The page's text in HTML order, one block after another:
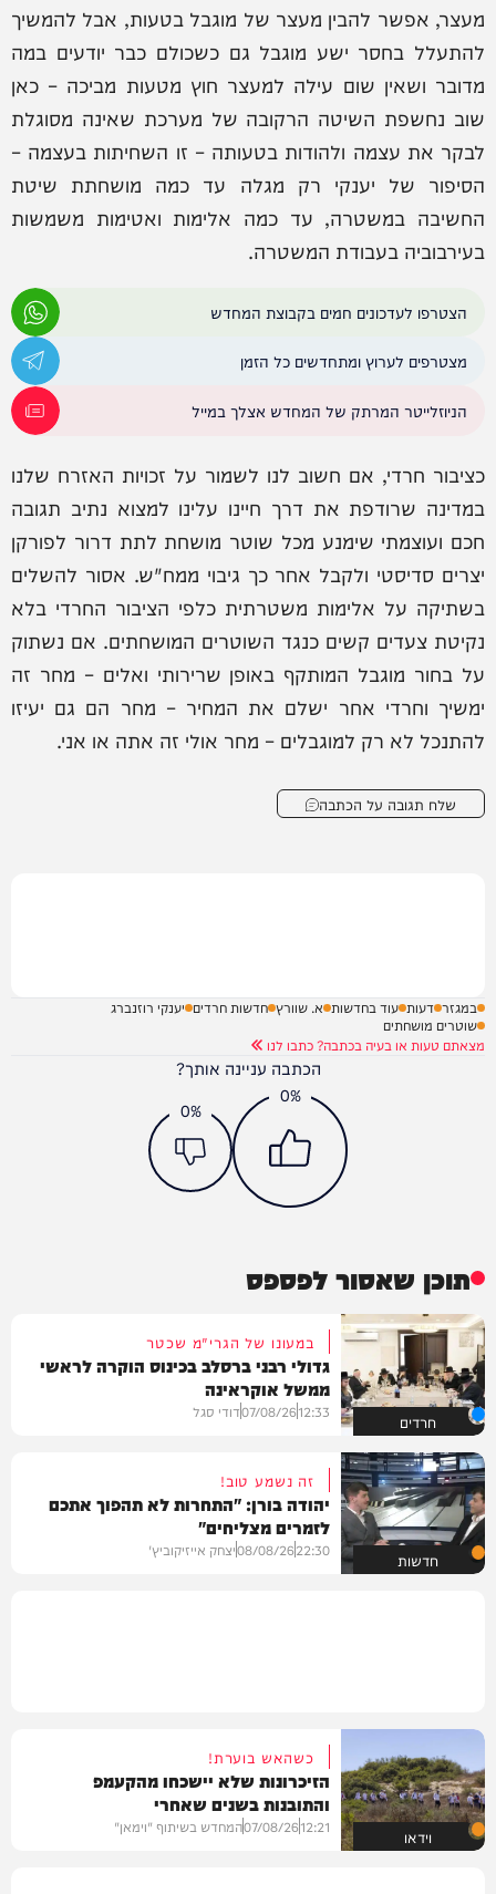
מעצר, אפשר להבין מעצר של מוגבל בטעות, אבל להמשיך
להתעלל בחסר ישע מוגבל גם כשכולם כבר יודעים במה
מדובר ושאין שום עילה למעצר חוץ מטעות מביכה – כאן
שוב נחשפת השיטה הרקובה של מערכת שאינה מסוגלת
לבקר את עצמה ולהודות בטעותה – זו השחיתות בעצמה –
הסיפור של יענקי רק מגלה עד כמה מושחתת שיטת
החשיבה במשטרה, עד כמה אלימות ואטימות משמשות
בעירבוביה בעבודת המשטרה.
הצטרפו לעדכונים חמים בקבוצת המחדש
מצטרפים לערוץ ומתחדשים כל הזמן
הניוזלייטר המרתק של המחדש אצלך במייל
כציבור חרדי, אם חשוב לנו לשמור על זכויות האזרח שלנו
במדינה שרודפת את דרך חיינו עלינו למצוא נתיב תגובה
חכם ועוצמתי שימנע מכל שוטר מושחת לתת דרור לפורקן
יצרים סדיסטי ולקבל אחר כך גיבוי ממח"ש. אסור להשלים
בשתיקה על אלימות משטרתית כלפי הציבור החרדי בלא
נקיטת צעדים קשים כנגד השוטרים המושחתים. אם נשתוק
על בחור מוגבל המותקף באופן שרירותי ואלים – מחר זה
ימשיך וחרדי אחר ישלם את המחיר – מחר הם גם יעיזו
להתנכל לא רק למוגבלים – מחר אולי זה אתה או אני.
שלח תגובה על הכתבה
במגזר דעות עוד בחדשות א. שוורץ חדשות חרדים יענקי רוזנברג
שוטרים מושחתים
מצאתם טעות או בעיה בכתבה? כתבו לנו
הכתבה עניינה אותך?
0%
0%
תוכן שאסור לפספס
חרדים
במעונו של הגרי"מ שכטר
גדולי רבני ברסלב בכינוס הוקרה לראשי
ממשל אוקראינה
12:33
07/08/26דודי סגל
חדשות
זה נשמע טוב!
יהודה בורן: "התחרות לא תהפוך אתכם
לזמרים מצליחים"
22:30
08/08/26יצחק אייזיקוביץ'
וידאו
כשהאש בוערת!
הזיכרונות שלא יישכחו מהקעמפ
והתובנות בשנים שאחרי
12:21
07/08/26המחדש בשיתוף "וימאן"